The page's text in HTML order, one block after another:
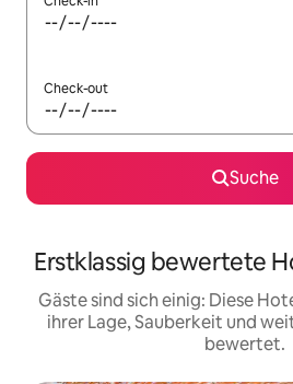
Check-out
Suche
Erstklassig bewertete
Gäste sind sich einig: Diese
ihrer Lage, Sauberkeit und
bewertet.